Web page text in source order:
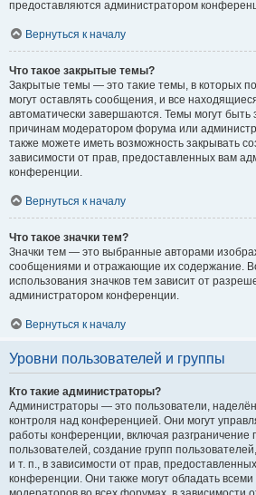
предоставляются администратором
Вернуться к началу
Что такое закрытые темы?
Закрытые темы — это такие темы, в которых
могут оставлять сообщения, и все
автоматически завершаются. Темы могут быть
причинам модератором форума или
также можете иметь возможность закрывать
зависимости от прав, предоставленных вам
конференции.
Вернуться к началу
Что такое значки тем?
Значки тем — это выбранные авторами
сообщениями и отражающие их содержание.
использования значков тем зависит от
администратором конференции.
Вернуться к началу
Уровни пользователей и группы
Кто такие администраторы?
Администраторы — это пользователи,
контроля над конференцией. Они могут
работы конференции, включая разграничение
пользователей, создание групп
и т. п., в зависимости от прав,
конференции. Они также могут обладать